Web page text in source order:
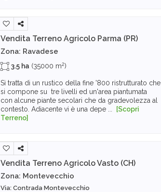
Vendita Terreno Agricolo Parma (PR)
Zona: Ravadese
3.5 ha (35000 m2)
Sì tratta di un rustico della fine '800 ristrutturato che
si compone su tre livelli ed un'area piantumata
con alcune piante secolari che da gradevolezza al
contesto. Adiacente vi è una depe ...
[Scopri
Terreno]
Vendita Terreno AgricoloVasto (CH)
Zona: Montevecchio
Via: Contrada Montevecchio